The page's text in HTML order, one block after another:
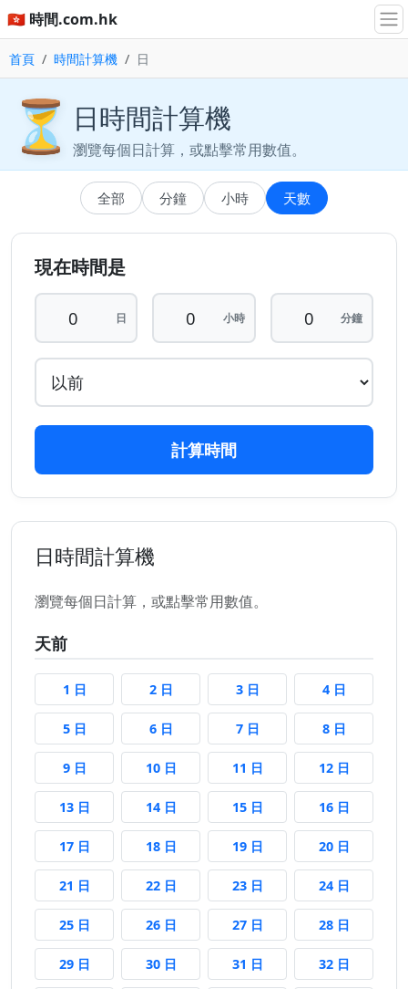
🇭🇰 時間.com.hk
首頁 時間計算機 日
⏳ 日時間計算機
瀏覽每個日計算，或點擊常用數值。
全部 分鐘 小時 天數
現在時間是
日 小時 分鐘
計算時間
日時間計算機
瀏覽每個日計算，或點擊常用數值。
天前
1 日1 日前 2 日2 日前 3 日3 日前 4 日4 日前
5 日5 日前 6 日6 日前 7 日7 日前 8 日8 日前
9 日9 日前 10 日10 日前 11 日11 日前 12 日12 日前
13 日13 日前 14 日14 日前 15 日15 日前 16 日16 日前
17 日17 日前 18 日18 日前 19 日19 日前 20 日20 日前
21 日21 日前 22 日22 日前 23 日23 日前 24 日24 日前
25 日25 日前 26 日26 日前 27 日27 日前 28 日28 日前
29 日29 日前 30 日30 日前 31 日31 日前 32 日32 日前